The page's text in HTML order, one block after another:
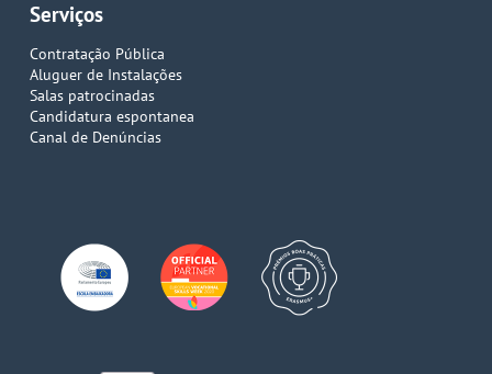
Serviços
Contratação Pública
Aluguer de Instalações
Salas patrocinadas
Candidatura espontanea
Canal de Denúncias